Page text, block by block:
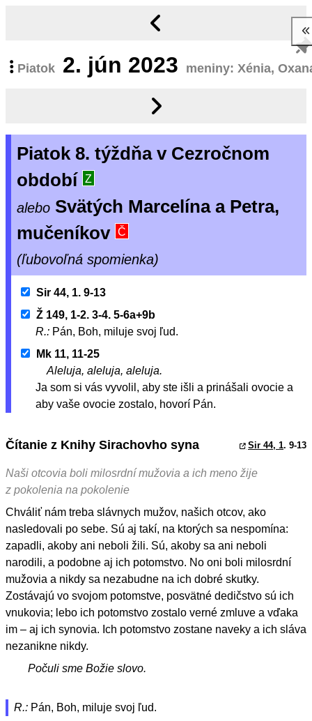
Piatok 2. jún 2023 meniny: Xénia,
Piatok 8. týždňa v Cezročnom
období
Z
alebo Svätých Marcelína a Petra,
mučeníkov Č
(ľubovoľná spomienka)
Sir 44, 1. 9-13
Ž 149, 1-2. 3-4. 5-6a+9b
R.: Pán, Boh, miluje svoj ľud.
Mk 11, 11-25
Aleluja, aleluja, aleluja.
Ja som si vás vyvolil, aby ste išli a prinášali ovocie a
aby vaše ovocie zostalo, hovorí Pán.
Čítanie z Knihy Sirachovho syna Sir 44, 1. 9-13
Naši otcovia boli milosrdní mužovia a ich meno žije
z pokolenia na pokolenie
Chváliť nám treba slávnych mužov, našich otcov, ako
nasledovali po sebe. Sú aj takí, na ktorých sa nespomína:
zapadli, akoby ani neboli žili. Sú, akoby sa ani neboli
narodili, a podobne aj ich potomstvo. No oni boli milosrdní
mužovia a nikdy sa nezabudne na ich dobré skutky.
Zostávajú vo svojom potomstve, posvätné dedičstvo sú ich
vnukovia; lebo ich potomstvo zostalo verné zmluve a vďaka
im – aj ich synovia. Ich potomstvo zostane naveky a ich sláva
nezanikne nikdy.
Počuli sme Božie slovo.
R.: Pán, Boh, miluje svoj ľud.